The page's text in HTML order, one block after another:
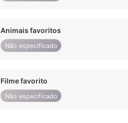
Animais favoritos
Não especificado
Filme favorito
Não especificado